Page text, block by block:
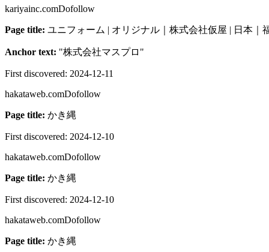
kariyainc.comDofollow
Page title: ユニフォーム | オリジナル｜株式会社仮屋 | 日本｜
Anchor text: "株式会社マスプロ "
First discovered: 2024-12-11
hakataweb.comDofollow
Page title: かき縄
First discovered: 2024-12-10
hakataweb.comDofollow
Page title: かき縄
First discovered: 2024-12-10
hakataweb.comDofollow
Page title: かき縄